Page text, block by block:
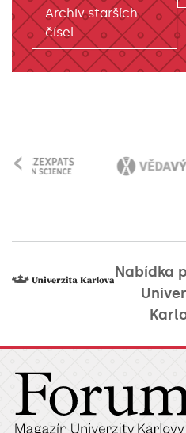
Archiv starších
čísel
‹
Nabídka